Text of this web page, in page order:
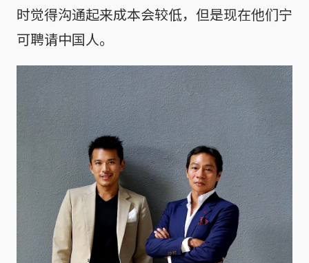
时觉得沟通起来成本会较低，但是现在他们宁
可聘请中国人。